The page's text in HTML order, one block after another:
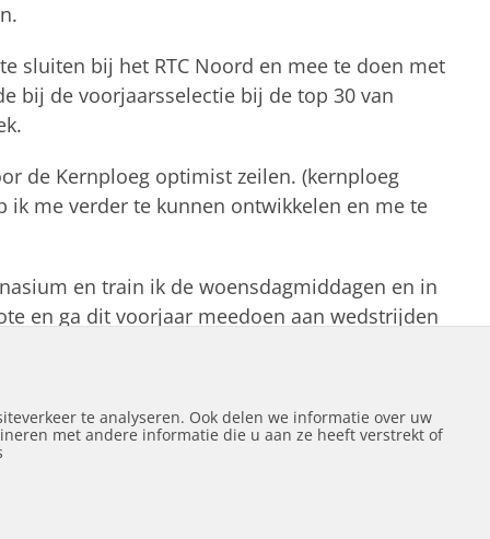
sluiten bij het RTC Noord en mee te doen met
bij de voorjaarsselectie bij de top 30 van
de Kernploeg optimist zeilen. (kernploeg
me verder te kunnen ontwikkelen en me te
en train ik de woensdagmiddagen en in
en ga dit voorjaar meedoen aan wedstrijden
te analyseren. Ook delen we informatie over uw
met andere informatie die u aan ze heeft verstrekt of